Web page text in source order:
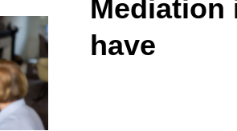
Mediation in Strafzaken: van nice naar must
have